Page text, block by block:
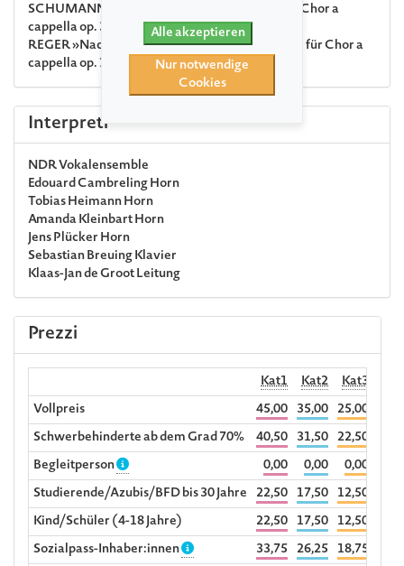
SCHUMANN
»Mondnacht« aus Liederkreis für Chor a
cappella op. 39 Nr. 5
REGER»Nachtlied« aus Acht geistliche Gesänge für Chor a
cappella op. 138
Interpreti
NDR Vokalensemble
Edouard CambrelingHorn
Tobias HeimannHorn
Amanda KleinbartHorn
Jens Plücker Horn
Sebastian BreuingKlavier
Klaas-Jan de GrootLeitung
Prezzi
Kat1 Kat2 Kat3
Vollpreis
45,00 35,00 25,00
Schwerbehinderte ab dem Grad 70%
40,50 31,50
22,50
Begleitperson
0,00 0,00
0,00
Studierende/Azubis/BFD bis 30 Jahre
22,50 17,50
12,50
Kind/Schüler (4-18 Jahre)
22,50 17,50
12,50
Sozialpass-Inhaber:innen
33,75 26,25 18,75
Alle akzeptieren
Nur notwendige
Cookies